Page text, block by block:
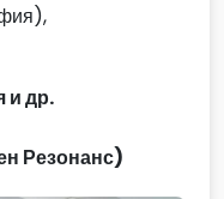
и др.
Резонанс)